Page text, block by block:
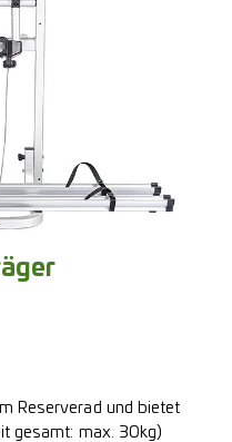
Reserverad und bietet
gesamt: max. 30kg)